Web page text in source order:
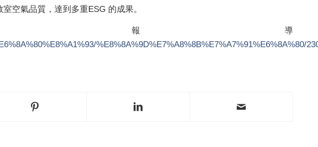
空氣品質，達到多重ESG 的成果。
報導
%E8%8A%9D%E7%A8%8B%E7%A7%91%E6%8A%80/